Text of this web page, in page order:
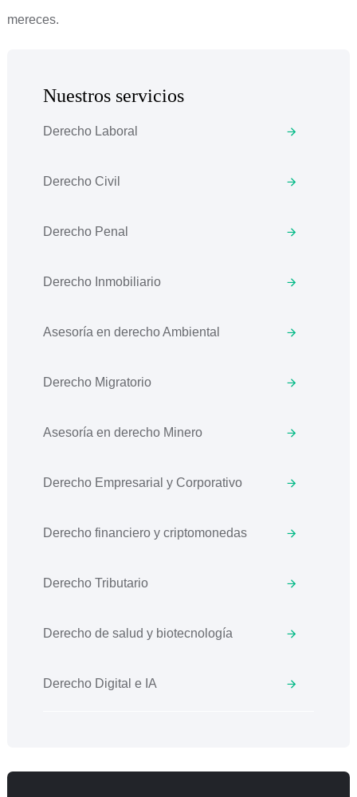
mereces.
Nuestros servicios
Derecho Laboral
Derecho Civil
Derecho Penal
Derecho Inmobiliario
Asesoría en derecho Ambiental
Derecho Migratorio
Asesoría en derecho Minero
Derecho Empresarial y Corporativo
Derecho financiero y criptomonedas
Derecho Tributario
Derecho de salud y biotecnología
Derecho Digital e IA